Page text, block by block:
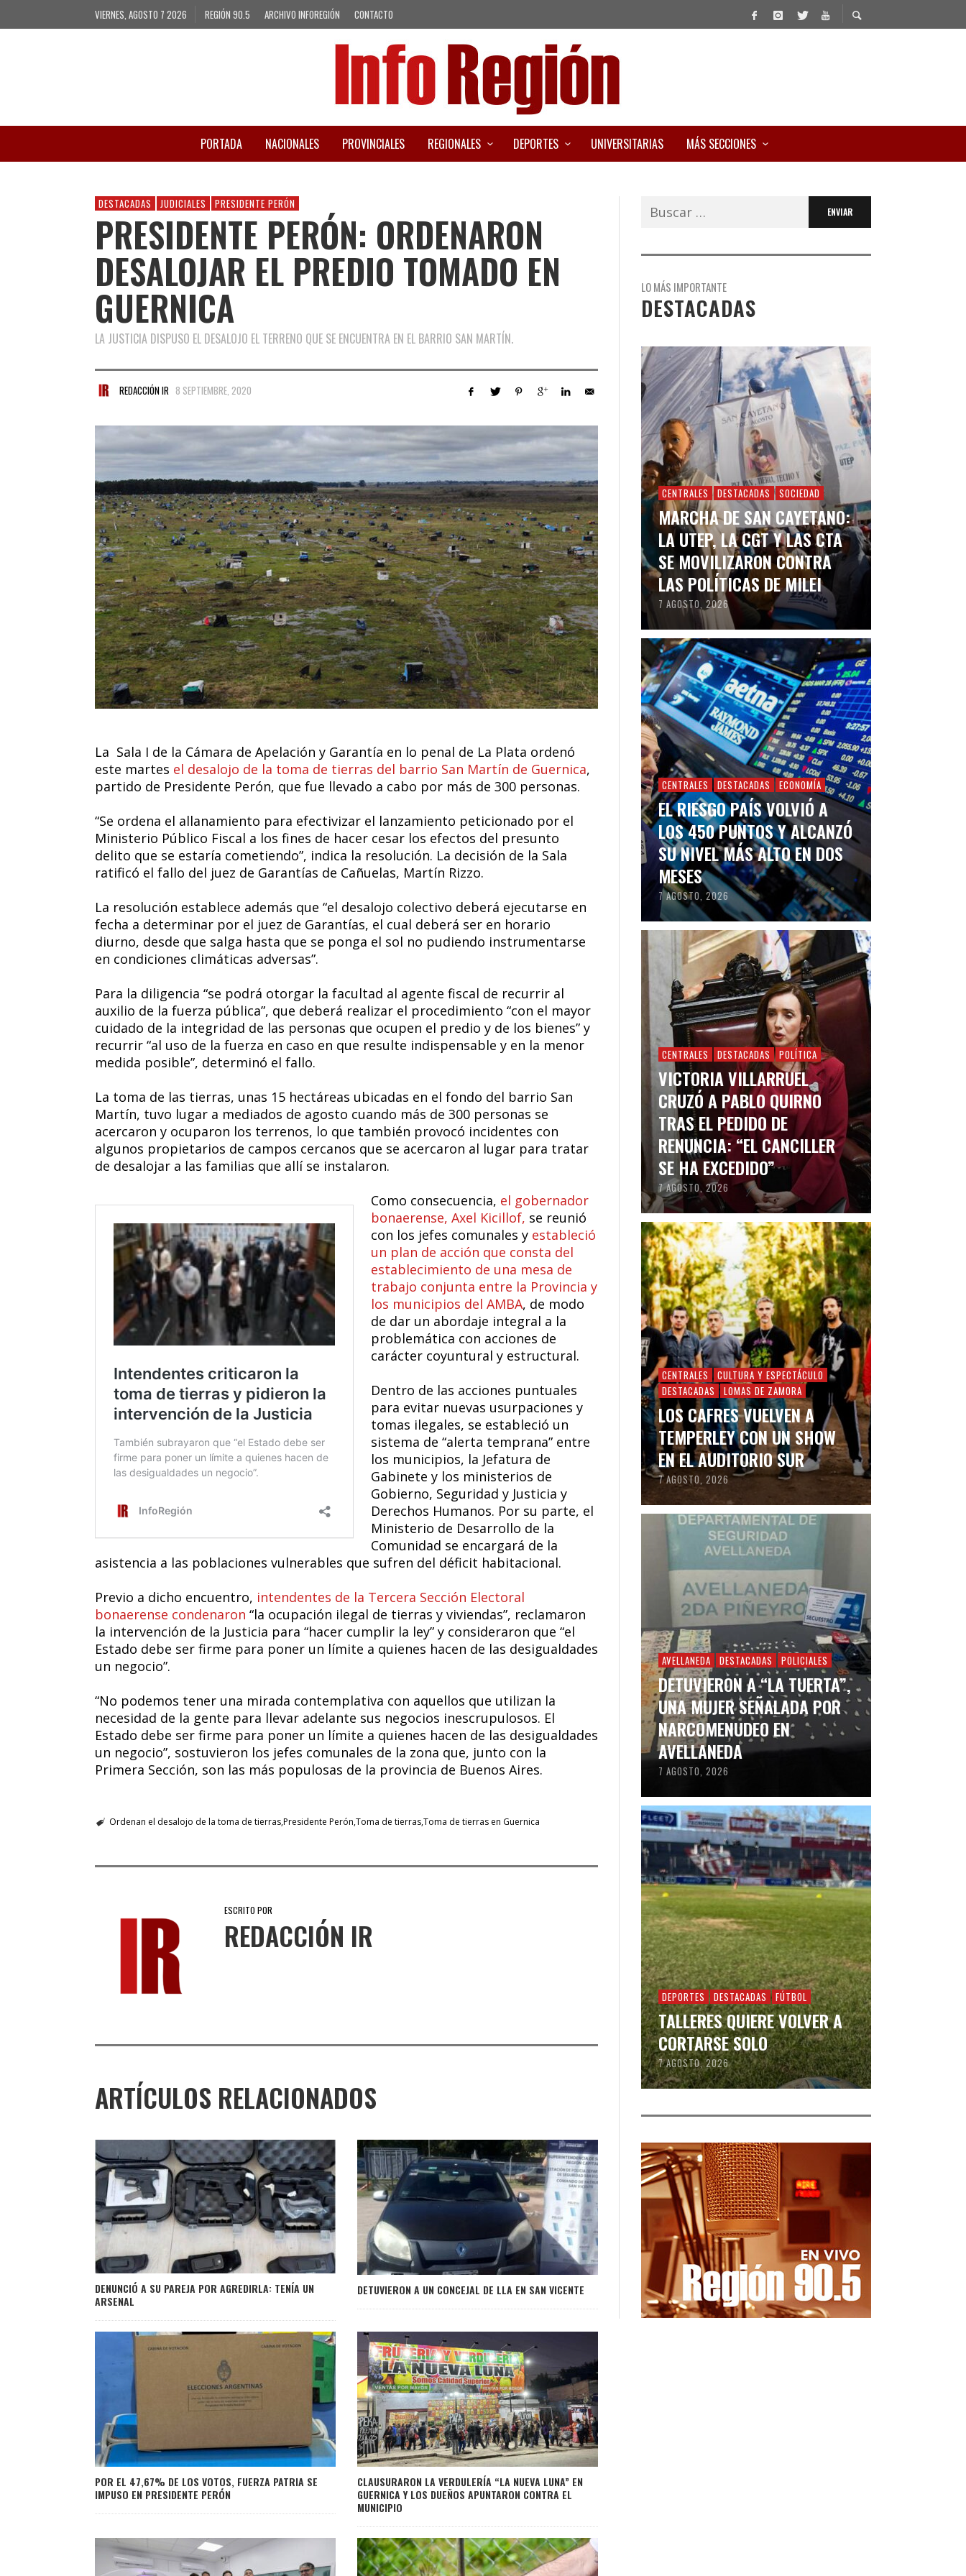
VIERNES, AGOSTO 7 2026 REGIÓN 90.5 ARCHIVO INFOREGIÓN CONTACTO
PORTADA NACIONALES PROVINCIALES REGIONALES DEPORTES UNIVERSITARIAS MÁS SECCIONES
DESTACADAS JUDICIALES PRESIDENTE PERÓN
PRESIDENTE PERÓN: ORDENARON
DESALOJAR EL PREDIO TOMADO EN
GUERNICA
LA JUSTICIA DISPUSO EL DESALOJO EL TERRENO QUE SE ENCUENTRA EN EL BARRIO SAN MARTÍN.
REDACCIÓN IR 8 SEPTIEMBRE, 2020
La Sala I de la Cámara de Apelación y Garantía en lo penal de La Plata ordenó
este martes el desalojo de la toma de tierras del barrio San Martín de Guernica,
partido de Presidente Perón, que fue llevado a cabo por más de 300 personas.
“Se ordena el allanamiento para efectivizar el lanzamiento peticionado por el
Ministerio Público Fiscal a los fines de hacer cesar los efectos del presunto
delito que se estaría cometiendo”, indica la resolución. La decisión de la Sala
ratificó el fallo del juez de Garantías de Cañuelas, Martín Rizzo.
La resolución establece además que “el desalojo colectivo deberá ejecutarse en
fecha a determinar por el juez de Garantías, el cual deberá ser en horario
diurno, desde que salga hasta que se ponga el sol no pudiendo instrumentarse
en condiciones climáticas adversas”.
Para la diligencia “se podrá otorgar la facultad al agente fiscal de recurrir al
auxilio de la fuerza pública”, que deberá realizar el procedimiento “con el mayor
cuidado de la integridad de las personas que ocupen el predio y de los bienes” y
recurrir “al uso de la fuerza en caso en que resulte indispensable y en la menor
medida posible”, determinó el fallo.
La toma de las tierras, unas 15 hectáreas ubicadas en el fondo del barrio San
Martín, tuvo lugar a mediados de agosto cuando más de 300 personas se
acercaron y ocuparon los terrenos, lo que también provocó incidentes con
algunos propietarios de campos cercanos que se acercaron al lugar para tratar
de desalojar a las familias que allí se instalaron.
Como consecuencia, el gobernador
bonaerense, Axel Kicillof, se reunió
con los jefes comunales y estableció
un plan de acción que consta del
establecimiento de una mesa de
trabajo conjunta entre la Provincia y
los municipios del AMBA, de modo
de dar un abordaje integral a la
problemática con acciones de
carácter coyuntural y estructural.
Dentro de las acciones puntuales
para evitar nuevas usurpaciones y
tomas ilegales, se estableció un
sistema de “alerta temprana” entre
los municipios, la Jefatura de
Gabinete y los ministerios de
Gobierno, Seguridad y Justicia y
Derechos Humanos. Por su parte, el
Ministerio de Desarrollo de la
Comunidad se encargará de la
asistencia a las poblaciones vulnerables que sufren del déficit habitacional.
Previo a dicho encuentro, intendentes de la Tercera Sección Electoral
bonaerense condenaron “la ocupación ilegal de tierras y viviendas”, reclamaron
la intervención de la Justicia para “hacer cumplir la ley” y consideraron que “el
Estado debe ser firme para poner un límite a quienes hacen de las desigualdades
un negocio”.
“No podemos tener una mirada contemplativa con aquellos que utilizan la
necesidad de la gente para llevar adelante sus negocios inescrupulosos. El
Estado debe ser firme para poner un límite a quienes hacen de las desigualdades
un negocio”, sostuvieron los jefes comunales de la zona que, junto con la
Primera Sección, son las más populosas de la provincia de Buenos Aires.
Ordenan el desalojo de la toma de tierrasPresidente Perón Toma de tierrasToma de tierras en Guernica
ESCRITO POR
REDACCIÓN IR
ARTÍCULOS RELACIONADOS
DENUNCIÓ A SU PAREJA POR AGREDIRLA: TENÍA UN
ARSENAL
DETUVIERON A UN CONCEJAL DE LLA EN SAN VICENTE
POR EL 47,67% DE LOS VOTOS, FUERZA PATRIA SE
IMPUSO EN PRESIDENTE PERÓN
CLAUSURARON LA VERDULERÍA “LA NUEVA LUNA” EN
GUERNICA Y LOS DUEÑOS APUNTARON CONTRA EL
MUNICIPIO
Buscar:
LO MÁS IMPORTANTE
DESTACADAS
CENTRALES DESTACADAS SOCIEDAD
MARCHA DE SAN CAYETANO:
LA UTEP, LA CGT Y LAS CTA
SE MOVILIZARON CONTRA
LAS POLÍTICAS DE MILEI
7 AGOSTO, 2026
CENTRALES DESTACADAS ECONOMÍA
EL RIESGO PAÍS VOLVIÓ A
LOS 450 PUNTOS Y ALCANZÓ
SU NIVEL MÁS ALTO EN DOS
MESES
7 AGOSTO, 2026
CENTRALES DESTACADAS POLÍTICA
VICTORIA VILLARRUEL
CRUZÓ A PABLO QUIRNO
TRAS EL PEDIDO DE
RENUNCIA: “EL CANCILLER
SE HA EXCEDIDO”
7 AGOSTO, 2026
CENTRALES
CULTURA Y ESPECTÁCULO
DESTACADAS
LOMAS DE ZAMORA
LOS CAFRES VUELVEN A
TEMPERLEY CON UN SHOW
EN EL AUDITORIO SUR
7 AGOSTO, 2026
AVELLANEDA DESTACADAS POLICIALES
DETUVIERON A “LA TUERTA”,
UNA MUJER SEÑALADA POR
NARCOMENUDEO EN
AVELLANEDA
7 AGOSTO, 2026
DEPORTES DESTACADAS FÚTBOL
TALLERES QUIERE VOLVER A
CORTARSE SOLO
7 AGOSTO, 2026